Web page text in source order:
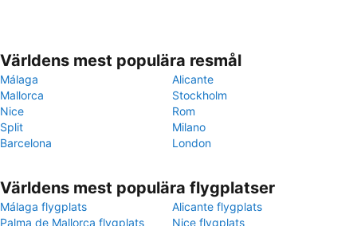
Världens mest populära resmål
Málaga
Alicante
Mallorca
Stockholm
Nice
Rom
Split
Milano
Barcelona
London
Världens mest populära flygplatser
Málaga flygplats
Alicante flygplats
Palma de Mallorca flygplats
Nice flygplats